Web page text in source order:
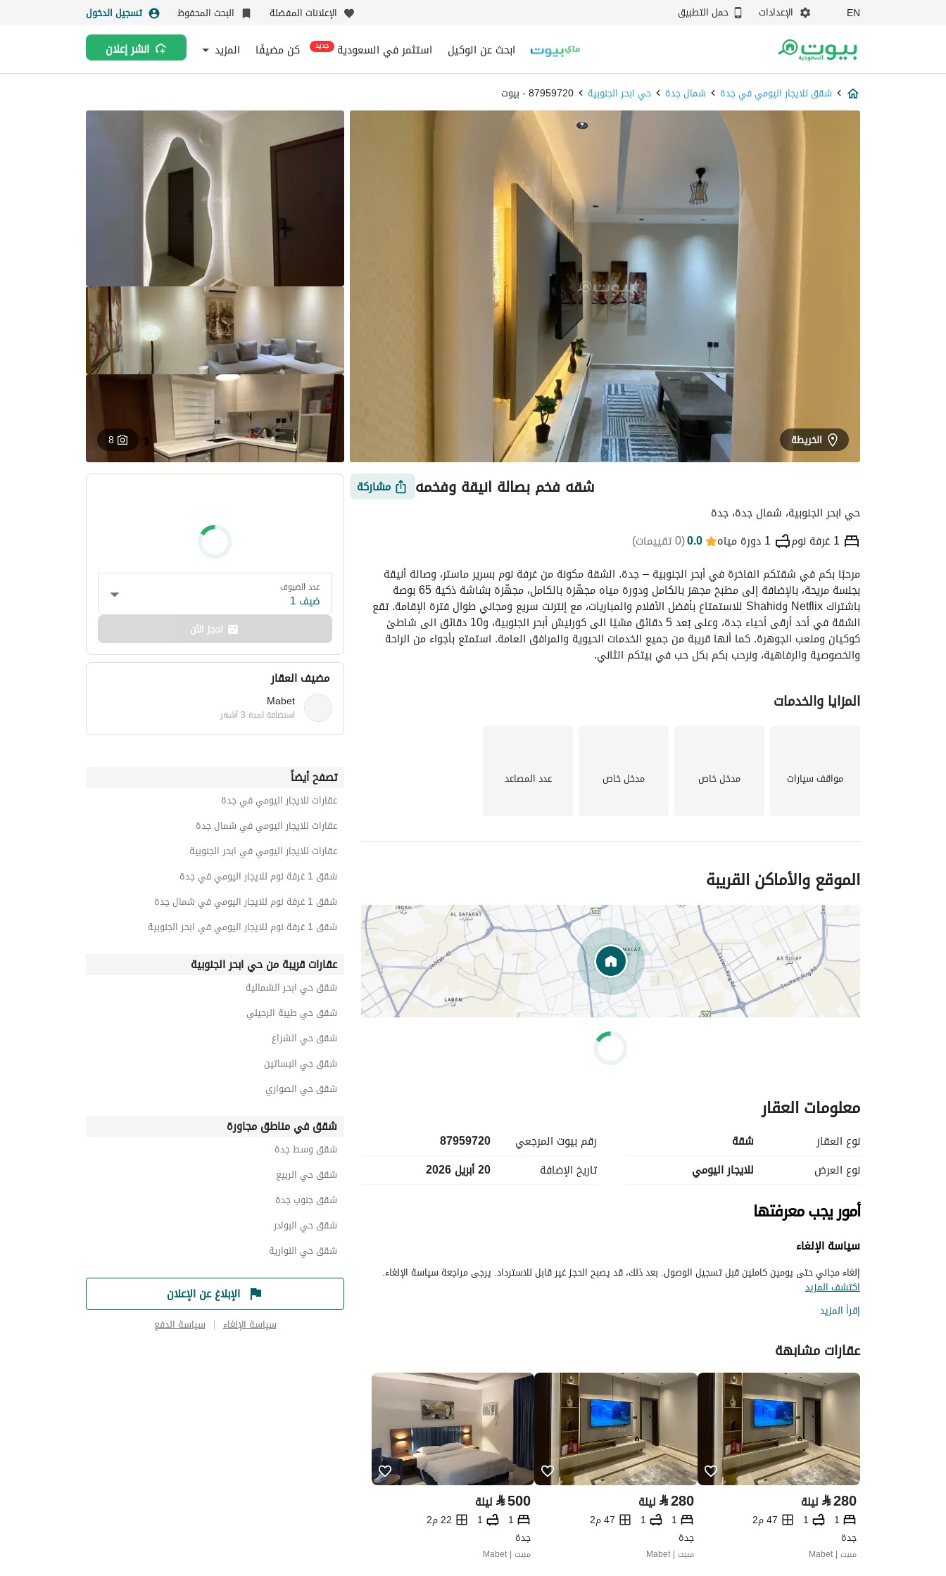
EN الإعدادات حمل التطبيق الإعلانات المفضلة البحث المحفوظ تسجيل الدخول
ابحث عن الوكيل استثمر في السعودية جديد كن مضيفًا المزيد انشر إعلان
شقق للايجار اليومي في جدة شمال جدة حي ابحر الجنوبية 87959720 - بيوت
الخريطة 8
شقه فخم بصالة انيقة وفخمه
مشاركة
حي ابحر الجنوبية، شمال جدة، جدة
1 غرفة نوم 1 دورة مياه 0.0
(0 تقييمات )
التفاصيل الموقع والأماكن القريبة معلومات وزارة السياحة التقييمات معلومات العقار أمور يجب معرفتها
والخصوصية والرفاهية، ونرحب بكم بكل حب في بيتكم الثاني.
المزايا والخدمات
مواقف سيارات مدخل خاص مدخل خاص عدد المصاعد
الموقع والأماكن القريبة
معلومات العقار
نوع العقار
شقة
نوع العرض
للايجار اليومي
رقم بيوت المرجعي
87959720
تاريخ الإضافة
20 أبريل 2026
أمور يجب معرفتها
سياسة الإلغاء
إلغاء مجاني حتى يومين كاملين قبل تسجيل الوصول. بعد ذلك، قد يصبح الحجز غير قابل للاسترداد. يرجى مراجعة سياسة الإلغاء.
اكتشف المزيد
إقرأ المزيد
عقارات مشابهة
⃁280 ليلة
1
1
47 م2
جدة
مبيت | Mabet
⃁280 ليلة
1
1
47 م2
جدة
مبيت | Mabet
⃁500 ليلة
1
1
22 م2
جدة
مبيت | Mabet
عدد الضيوف
ضيف 1
احجز الآن
مضيف العقار
Mabet
استضافة لمدة 3 أشهر
تصفح أيضاً
عقارات للايجار اليومي في جدة
عقارات للايجار اليومي في شمال جدة
عقارات للايجار اليومي في ابحر الجنوبية
شقق 1 غرفة نوم للايجار اليومي في جدة
شقق 1 غرفة نوم للايجار اليومي في شمال جدة
شقق 1 غرفة نوم للايجار اليومي في ابحر الجنوبية
عقارات قريبة من حي ابحر الجنوبية
شقق حي ابحر الشمالية
شقق حي طيبة الرحيلي
شقق حي الشراع
شقق حي البساتين
شقق حي الصواري
شقق في مناطق مجاورة
شقق وسط جدة
شقق حي الربيع
شقق جنوب جدة
شقق حي البوادر
شقق حي النوارية
الإبلاغ عن الإعلان
سياسة الإلغاء سياسة الدفع